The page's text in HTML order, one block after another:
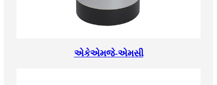
એકેએમજે-એમસી